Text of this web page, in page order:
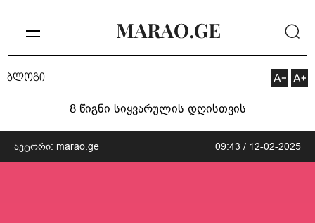
ბლოგი
8 წიგნი სიყვარულის დღისთვის
ავტორი: marao.ge 09:43 / 12-02-2025